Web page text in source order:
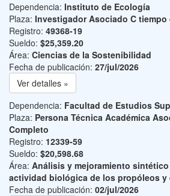
Dependencia: Instituto de Ecología
Plaza: Investigador Asociado C tiempo
Registro: 49368-19
Sueldo: $25,359.20
Área: Ciencias de la Sostenibilidad
Fecha de publicación: 27/jul/2026
Ver detalles »
Dependencia: Facultad de Estudios
Plaza: Persona Técnica Académica
Completo
Registro: 12339-59
Sueldo: $20,598.68
Área: Análisis y mejoramiento
actividad biológica de los propóleos
Fecha de publicación: 02/jul/2026